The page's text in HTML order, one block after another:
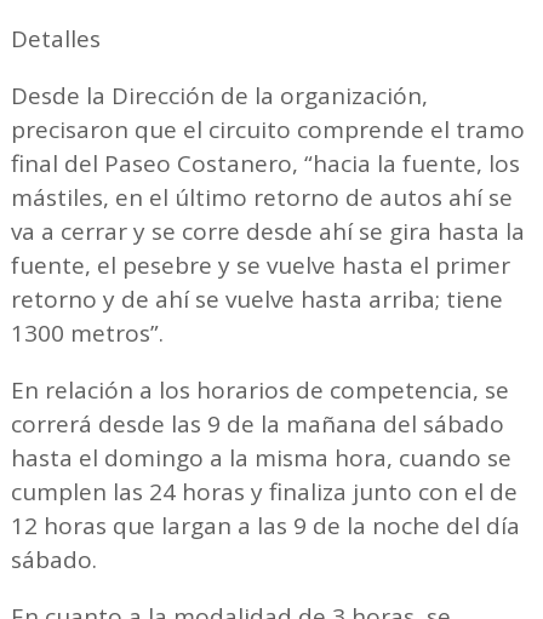
Detalles
Desde la Dirección de la organización,
precisaron que el circuito comprende el tramo
final del Paseo Costanero, “hacia la fuente, los
mástiles, en el último retorno de autos ahí se
va a cerrar y se corre desde ahí se gira hasta la
fuente, el pesebre y se vuelve hasta el primer
retorno y de ahí se vuelve hasta arriba; tiene
1300 metros”.
En relación a los horarios de competencia, se
correrá desde las 9 de la mañana del sábado
hasta el domingo a la misma hora, cuando se
cumplen las 24 horas y finaliza junto con el de
12 horas que largan a las 9 de la noche del día
sábado.